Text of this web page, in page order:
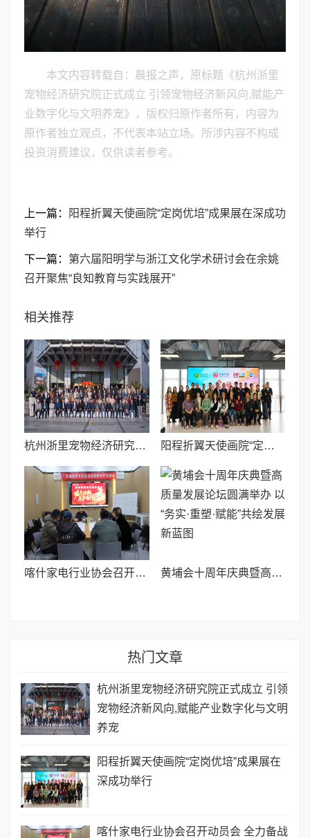
本文内容转载自：晨报之声，原标题《杭州浙里
宠物经济研究院正式成立 引领宠物经济新风向,赋能产
业数字化与文明养宠》，版权归原作者所有，内容为
原作者独立观点，不代表本站立场。所涉内容不构成
投资消费建议，仅供读者参考。
上一篇：
阳程折翼天使画院“定岗优培”成果展在深成功
举行
下一篇： ​第六届阳明学与浙江文化学术研讨会在余姚
召开聚焦“良知教育与实践展开”
相关推荐
杭州浙里宠物经济研究院正式成立 引领宠物经济新风向,赋能产业数字化与文明养宠 阳程折翼天使画院“定岗优培”成果展在深成功举行
喀什家电行业协会召开动员会 全力备战1月15日国补政策落地 黄埔会十周年庆典暨高质量发展论坛圆满举办 ​以“务实·重塑·赋能”共绘发展新蓝图
热门文章
杭州浙里宠物经济研究院正式成立 引领
宠物经济新风向,赋能产业数字化与文明
养宠
阳程折翼天使画院“定岗优培”成果展在
深成功举行
喀什家电行业协会召开动员会 全力备战